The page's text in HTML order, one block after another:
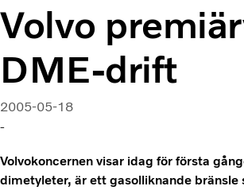
Volvo
DME-drift
2005-05-18
-
Volvokoncernen visar idag för första
dimetyleter, är ett gasolliknande